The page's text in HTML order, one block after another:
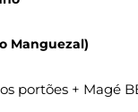
Manguezal)
portões + Magé